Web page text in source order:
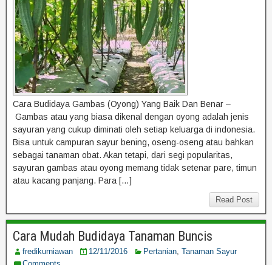
Cara Budidaya Gambas (Oyong) Yang Baik Dan Benar –
Gambas atau yang biasa dikenal dengan oyong adalah jenis
sayuran yang cukup diminati oleh setiap keluarga di indonesia.
Bisa untuk campuran sayur bening, oseng-oseng atau bahkan
sebagai tanaman obat. Akan tetapi, dari segi popularitas,
sayuran gambas atau oyong memang tidak setenar pare, timun
atau kacang panjang. Para […]
Read Post
Cara Mudah Budidaya Tanaman Buncis
fredikurniawan 12/11/2016 Pertanian, Tanaman Sayur